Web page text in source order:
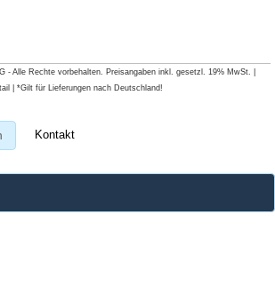
- Alle Rechte vorbehalten. Preisangaben inkl. gesetzl. 19% MwSt. |
| *Gilt für Lieferungen nach Deutschland!
Kontakt